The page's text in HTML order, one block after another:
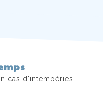
cas d'intempéries